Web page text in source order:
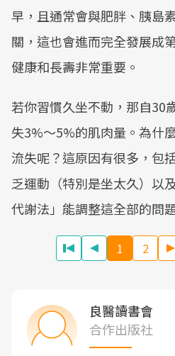
早，且通常會與肥胖、胰島
關，這也會進而完全發展成
健康和長壽非常重要。
若你習慣久坐不動，那自30
失3%～5%的肌肉量。為什
流失呢？這原因有很多，包
乏運動（特別是坐太久）以
代謝法」能調整這全部的問
1 2
良醫讀書會
合作出版社